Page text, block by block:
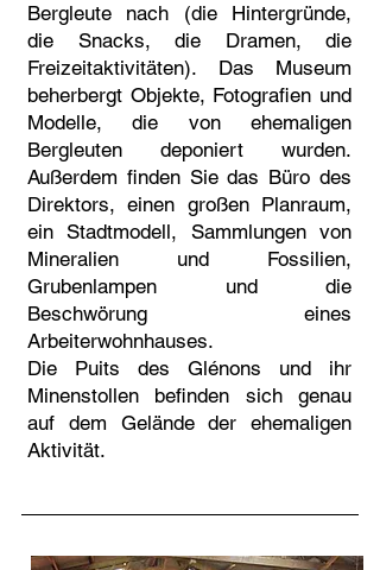
Bergleute nach (die Hintergründe,
die Snacks, die Dramen, die
Freizeitaktivitäten). Das Museum
beherbergt Objekte, Fotografien und
Modelle, die von ehemaligen
Bergleuten deponiert wurden.
Außerdem finden Sie das Büro des
Direktors, einen großen Planraum,
ein Stadtmodell, Sammlungen von
Mineralien und Fossilien,
Grubenlampen und die
Beschwörung eines
Arbeiterwohnhauses.
Die Puits des Glénons und ihr
Minenstollen befinden sich genau
auf dem Gelände der ehemaligen
Aktivität.